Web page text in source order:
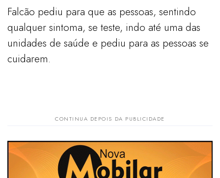
Falcão pediu para que as pessoas, sentindo
qualquer sintoma, se teste, indo até uma das
unidades de saúde e pediu para as pessoas se
cuidarem.